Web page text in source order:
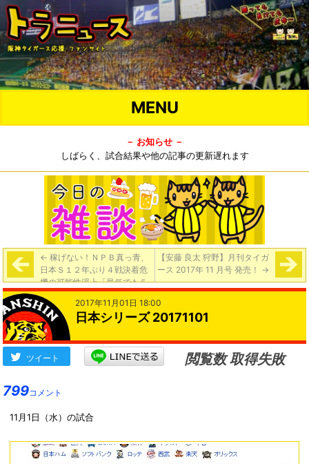
MENU
－ お知らせ －
しばらく、試合結果や他の記事の更新遅れます
← 稼げない！ＮＰＢ真っ青、
日本Ｓ１２年ぶり４戦決着危
機の可能性浮上「最低でも５
試合」【夕刊フジ】
【安藤 良太 狩野】月刊タイガ
ース 2017年 11 月号 発売！ →
2017年11月01日 18:00
日本シリーズ 20171101
ツイート
閲覧数 取得失敗
799コメント
11月1日（水）の試合